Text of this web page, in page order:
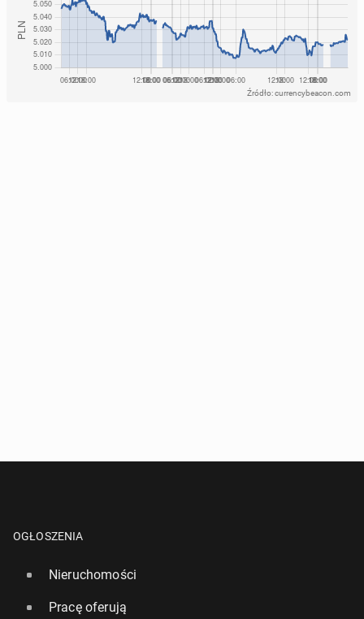
Źródło: currencybeacon.com
OGŁOSZENIA
Nieruchomości
Pracę oferują